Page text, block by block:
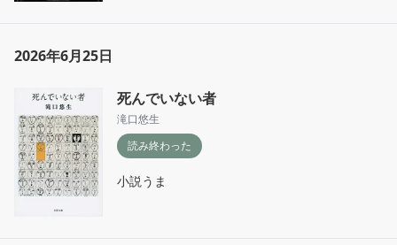
2026年6月25日
死んでいない者
滝口悠生
読み終わった
小説うま